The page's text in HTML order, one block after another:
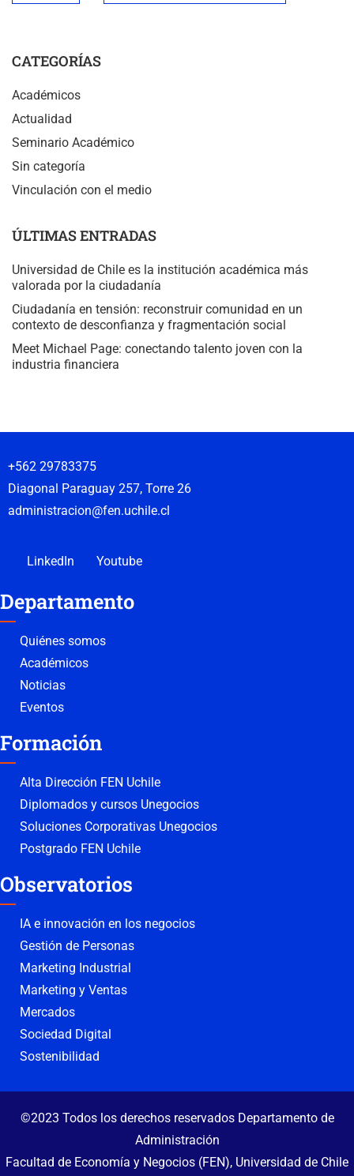
CATEGORÍAS
Académicos
Actualidad
Seminario Académico
Sin categoría
Vinculación con el medio
ÚLTIMAS ENTRADAS
Universidad de Chile es la institución académica más
valorada por la ciudadanía
Ciudadanía en tensión: reconstruir comunidad en un
contexto de desconfianza y fragmentación social
Meet Michael Page: conectando talento joven con la
industria financiera
+562 29783375
Diagonal Paraguay 257, Torre 26
administracion@fen.uchile.cl
LinkedIn Youtube
Departamento
Quiénes somos
Académicos
Noticias
Eventos
Formación
Alta Dirección FEN Uchile
Diplomados y cursos Unegocios
Soluciones Corporativas Unegocios
Postgrado FEN Uchile
Observatorios
IA e innovación en los negocios
Gestión de Personas
Marketing Industrial
Marketing y Ventas
Mercados
Sociedad Digital
Sostenibilidad
©2023 Todos los derechos reservados Departamento de
Administración
Facultad de Economía y Negocios (FEN), Universidad de Chile